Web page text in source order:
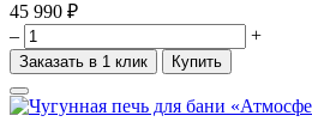
45 990 ₽
–
+
Заказать в 1 клик Купить